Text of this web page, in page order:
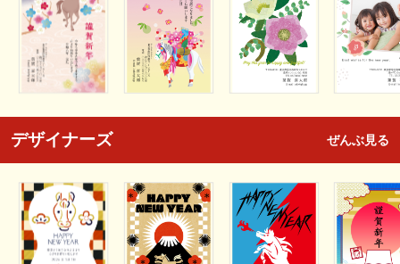
デザイナーズ ぜんぶ見る